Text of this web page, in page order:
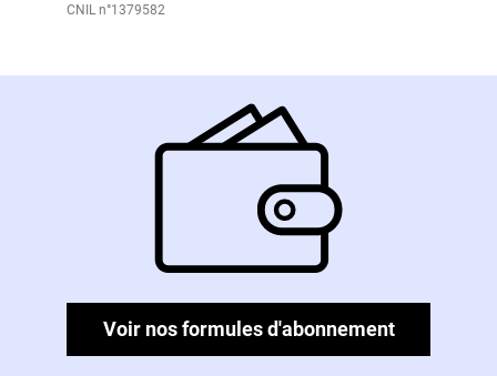
CNIL n°1379582
Voir nos formules d'abonnement